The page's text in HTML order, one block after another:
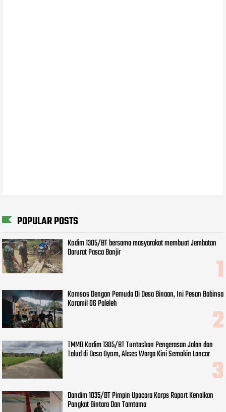
POPULAR POSTS
Kodim 1305/BT bersama masyarakat membuat Jembatan
Darurat Pasca Banjir
Komsos Dengan Pemuda Di Desa Binaan, Ini Pesan Babinsa
Koramil 06 Paleleh
TMMD Kodim 1305/BT Tuntaskan Pengerasan Jalan dan
Talud di Desa Oyom, Akses Warga Kini Semakin Lancar
Dandim 1035/BT Pimpin Upacara Korps Raport Kenaikan
Pangkat Bintara Dan Tamtama